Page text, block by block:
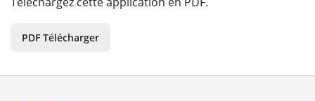
PDF Télécharger